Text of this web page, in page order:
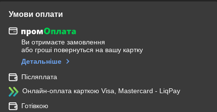
Умови оплати
Ви отримаєте замовлення
або гроші повернуться на вашу картку
Детальніше
Післяплата
Онлайн-оплата карткою Visa, Mastercard - LiqPay
Готівкою